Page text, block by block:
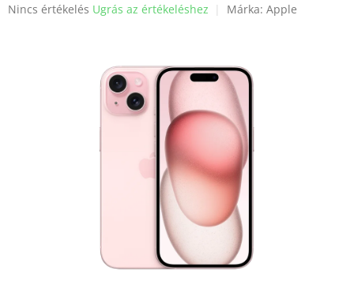
A
Nincs értékelés Ugrás az értékeléshez Márka: Apple